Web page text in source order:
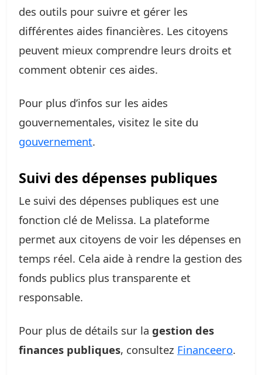
des outils pour suivre et gérer les
différentes aides financières. Les citoyens
peuvent mieux comprendre leurs droits et
comment obtenir ces aides.
Pour plus d’infos sur les aides
gouvernementales, visitez le site du
gouvernement.
Suivi des dépenses publiques
Le suivi des dépenses publiques est une
fonction clé de Melissa. La plateforme
permet aux citoyens de voir les dépenses en
temps réel. Cela aide à rendre la gestion des
fonds publics plus transparente et
responsable.
Pour plus de détails sur la gestion des
finances publiques, consultez Financeero.